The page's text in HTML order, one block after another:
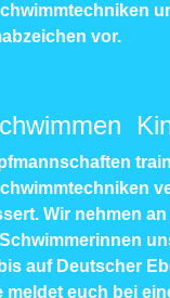
vor.
Wir nehmen
auf Deutscher
meldet euch bei